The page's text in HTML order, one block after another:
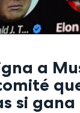
a
si gana